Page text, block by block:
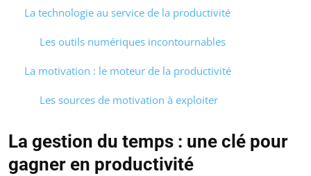
La technologie au service de la productivité
Les outils numériques incontournables
La motivation : le moteur de la productivité
Les sources de motivation à exploiter
La gestion du temps : une clé pour
gagner en productivité